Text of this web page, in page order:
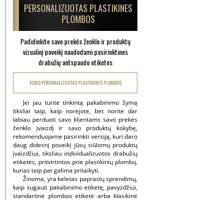
PERSONALIZUOTAS PLASTIKINES
PLOMBOS
Padidinkite savo prekės ženklo ir produktų
vizualinį poveikį naudodami pasirinktines
drabužių antspaudo etiketes
VIDEO PERSONALIZUOTAS PLASTIKINES PLOMBOS
Jei jau turite tinkintą pakabinimo žymą
tiksliai taip, kaip norėjote, bet norite dar
labiau perduoti savo klientams savo prekės
ženklo įvaizdį ir savo produktų kokybę,
rekomenduojame pasirinkti versiją, kuri daro
daug didesnį poveikį jūsų siūlomų produktų
įvaizdžiui, tiksliau individualizuotos drabužių
etiketės, pritvirtintos prie plastikinių plombų,
kurias taip pat galima pritaikyti.
Žinoma, yra keletas paprastų sprendimų,
kaip sugauti pakabinimo etiketę, pavyzdžiui,
standartinė plombos etiketė arba klasikinė